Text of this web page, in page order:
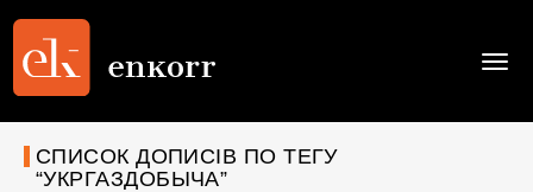
СПИСОК ДОПИСІВ ПО ТЕГУ
“УКРГАЗДОБЫЧА”